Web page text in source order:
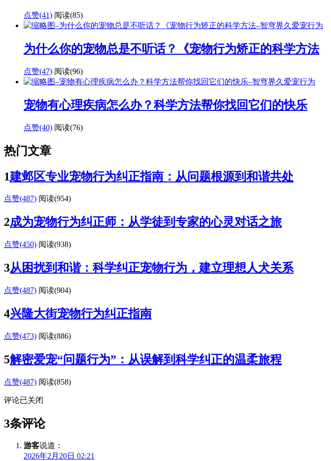
点赞(41) 阅读(85)
为什么你的宠物总是不听话？《宠物行为矫正的科学方法
点赞(47) 阅读(96)
宠物有心理疾病怎么办？科学方法帮你找回它们的快乐
点赞(40) 阅读(76)
热门文章
1建邺区专业宠物行为纠正指南：从问题根源到和谐共处
点赞(487) 阅读(954)
2成为宠物行为纠正师：从学徒到专家的心灵对话之旅
点赞(450) 阅读(938)
3从困扰到和谐：科学纠正宠物行为，建立理想人犬关系
点赞(487) 阅读(904)
4兴隆大街宠物行为纠正指南
点赞(473) 阅读(886)
5解密爱宠“问题行为”：从误解到科学纠正的温柔旅程
点赞(487) 阅读(858)
评论已关闭
3条评论
游客说道：
2026年2月20日 02:21